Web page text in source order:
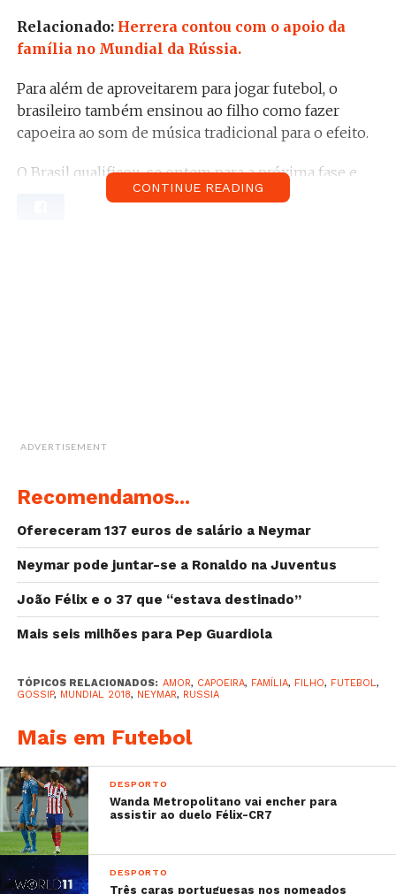
Relacionado: Herrera contou com o apoio da
família no Mundial da Rússia.
Para além de aproveitarem para jogar futebol, o
brasileiro também ensinou ao filho como fazer
capoeira ao som de música tradicional para o efeito.
O Brasil qualificou-se ontem para a próxima fase e
Neymar vai assim continuar pela Rússia durante
A post shared byNj neymarjr (@neymarjr) on Jun
CONTINUE READING
ADVERTISEMENT
Recomendamos...
Ofereceram 137 euros de salário a Neymar
Neymar pode juntar-se a Ronaldo na Juventus
João Félix e o 37 que “estava destinado”
Mais seis milhões para Pep Guardiola
TÓPICOS RELACIONADOS: AMOR, CAPOEIRA, FAMÍLIA, FILHO, FUTEBOL,
GOSSIP, MUNDIAL 2018, NEYMAR, RUSSIA
Mais em Futebol
DESPORTO
Wanda Metropolitano vai encher para
assistir ao duelo Félix-CR7
DESPORTO
Três caras portuguesas nos nomeados